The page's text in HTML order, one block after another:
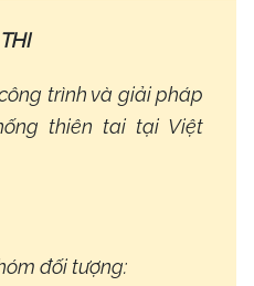
trình và giải pháp
thiên tai tại Việt
đối tượng: